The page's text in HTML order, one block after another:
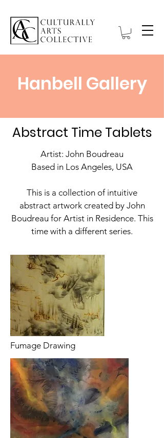
Hanbell Gallery
Abstract Time Tablets
Artist: John Boudreau
Based in Los Angeles, USA
This is a collection of intuitive
abstract artwork created by John
Boudreau for Artist in Residence. This
time with a different series.
Fumage Drawing